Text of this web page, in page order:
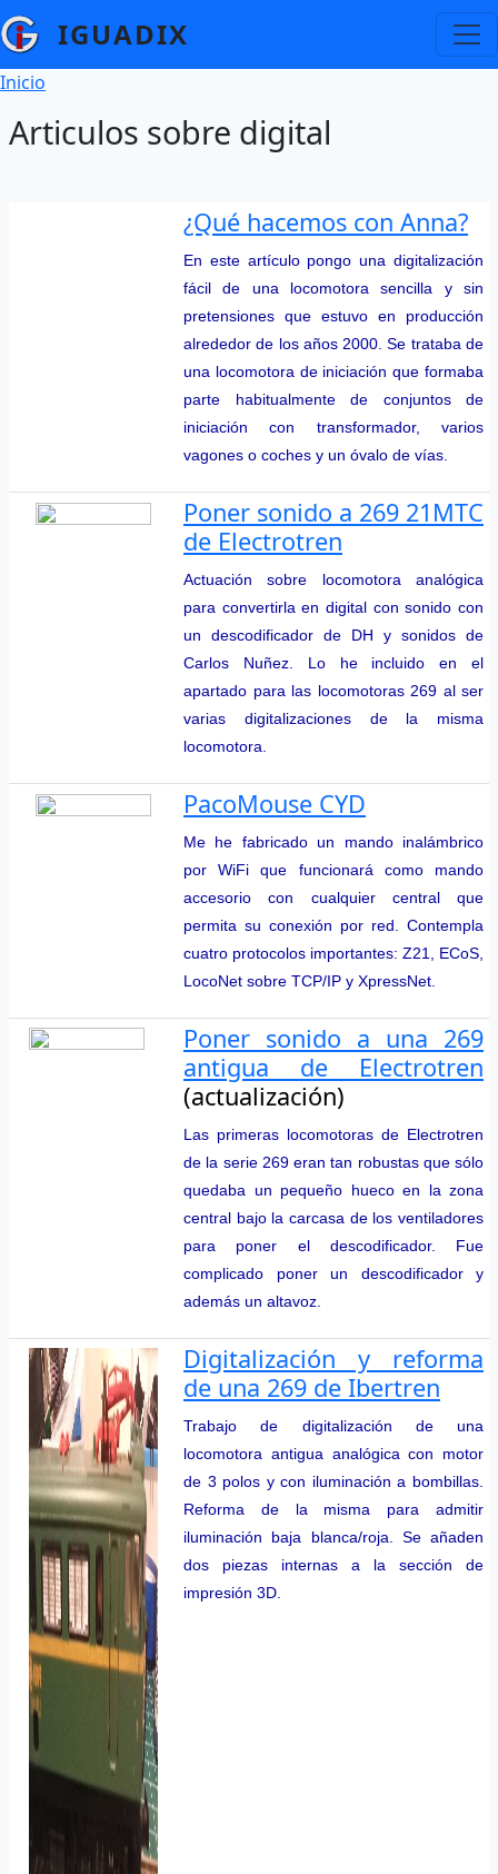
Pasar al contenido principal
IGUADIX
Ruta de navegación
Inicio
Articulos sobre digital
¿Qué hacemos con Anna?
En este artículo pongo una digitalización
fácil de una locomotora sencilla y sin
pretensiones que estuvo en producción
alrededor de los años 2000. Se trataba de
una locomotora de iniciación que formaba
parte habitualmente de conjuntos de
iniciación con transformador, varios
vagones o coches y un óvalo de vías.
Poner sonido a 269 21MTC
de Electrotren
Actuación sobre locomotora analógica
para convertirla en digital con sonido con
un descodificador de DH y sonidos de
Carlos Nuñez. Lo he incluido en el
apartado para las locomotoras 269 al ser
varias digitalizaciones de la misma
locomotora.
PacoMouse CYD
Me he fabricado un mando inalámbrico
por WiFi que funcionará como mando
accesorio con cualquier central que
permita su conexión por red. Contempla
cuatro protocolos importantes: Z21, ECoS,
LocoNet sobre TCP/IP y XpressNet.
Poner sonido a una 269
antigua de Electrotren
(actualización)
Las primeras locomotoras de Electrotren
de la serie 269 eran tan robustas que sólo
quedaba un pequeño hueco en la zona
central bajo la carcasa de los ventiladores
para poner el descodificador. Fue
complicado poner un descodificador y
además un altavoz.
Digitalización y reforma
de una 269 de Ibertren
Trabajo de digitalización de una
locomotora antigua analógica con motor
de 3 polos y con iluminación a bombillas.
Reforma de la misma para admitir
iluminación baja blanca/roja. Se añaden
dos piezas internas a la sección de
impresión 3D.